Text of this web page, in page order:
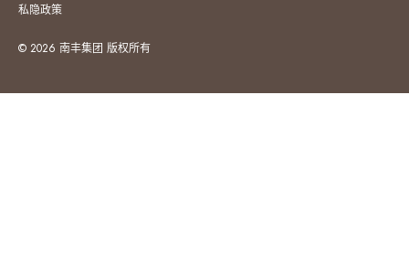
私隐政策
© 2026 南丰集团 版权所有